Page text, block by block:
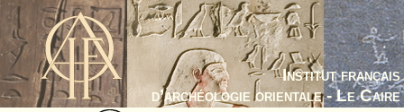
Institut français
d’archéologie orientale - Le Caire